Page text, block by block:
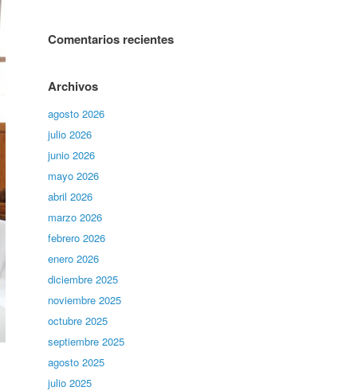
Comentarios recientes
Archivos
agosto 2026
julio 2026
junio 2026
mayo 2026
abril 2026
marzo 2026
febrero 2026
enero 2026
diciembre 2025
noviembre 2025
octubre 2025
septiembre 2025
agosto 2025
julio 2025